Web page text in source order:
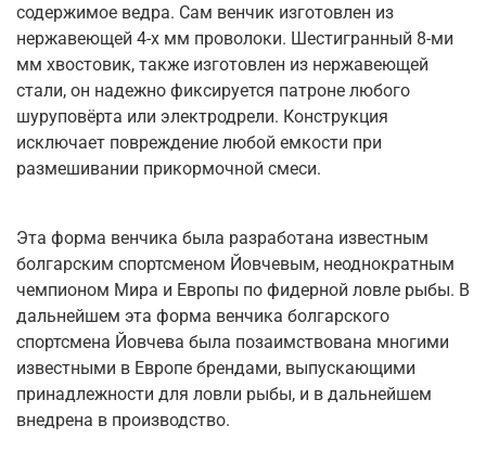
содержимое ведра. Сам венчик изготовлен из
нержавеющей 4-х мм проволоки. Шестигранный 8-ми
мм хвостовик, также изготовлен из нержавеющей
стали, он надежно фиксируется патроне любого
шуруповёрта или электродрели. Конструкция
исключает повреждение любой емкости при
размешивании прикормочной смеси.
Эта форма венчика была разработана известным
болгарским спортсменом Йовчевым, неоднократным
чемпионом Мира и Европы по фидерной ловле рыбы. В
дальнейшем эта форма венчика болгарского
спортсмена Йовчева была позаимствована многими
известными в Европе брендами, выпускающими
принадлежности для ловли рыбы, и в дальнейшем
внедрена в производство.